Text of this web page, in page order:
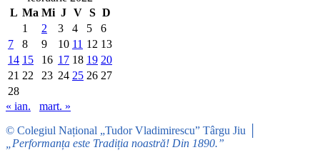
L Ma Mi J V S D
1
2 3 4 5
6
7
8 9 10 11 12 13
14 15 16 17 18 19 20
21 22 23 24 25 26 27
28
« ian.
mart. »
© Colegiul Național „Tudor Vladimirescu” Târgu Jiu │
„Performanța este Tradiția noastră! Din 1890.”